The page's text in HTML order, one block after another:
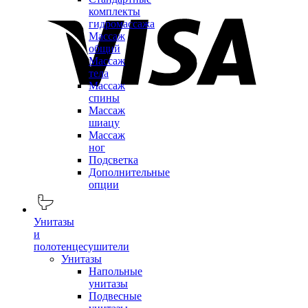
комплекты
гидромассажа
Массаж
общий
Массаж
тела
Массаж
спины
Массаж
шиацу
Массаж
ног
Подсветка
Дополнительные
опции
Унитазы
и
полотенцесушители
Унитазы
Напольные
унитазы
Подвесные